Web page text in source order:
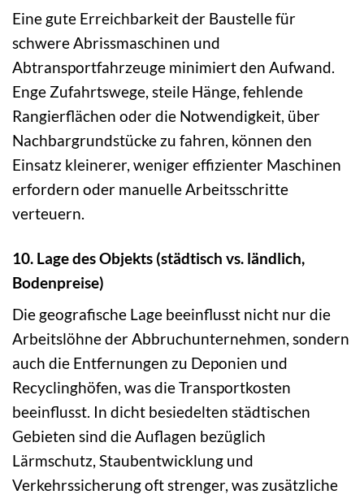
Eine gute Erreichbarkeit der Baustelle für
schwere Abrissmaschinen und
Abtransportfahrzeuge minimiert den Aufwand.
Enge Zufahrtswege, steile Hänge, fehlende
Rangierflächen oder die Notwendigkeit, über
Nachbargrundstücke zu fahren, können den
Einsatz kleinerer, weniger effizienter Maschinen
erfordern oder manuelle Arbeitsschritte
verteuern.
10. Lage des Objekts (städtisch vs. ländlich,
Bodenpreise)
Die geografische Lage beeinflusst nicht nur die
Arbeitslöhne der Abbruchunternehmen, sondern
auch die Entfernungen zu Deponien und
Recyclinghöfen, was die Transportkosten
beeinflusst. In dicht besiedelten städtischen
Gebieten sind die Auflagen bezüglich
Lärmschutz, Staubentwicklung und
Verkehrssicherung oft strenger, was zusätzliche